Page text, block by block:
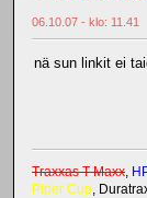
06.10.07 - klo: 11.41
nä sun linkit ei
Traxxas T-Maxx
Piper Cup ,